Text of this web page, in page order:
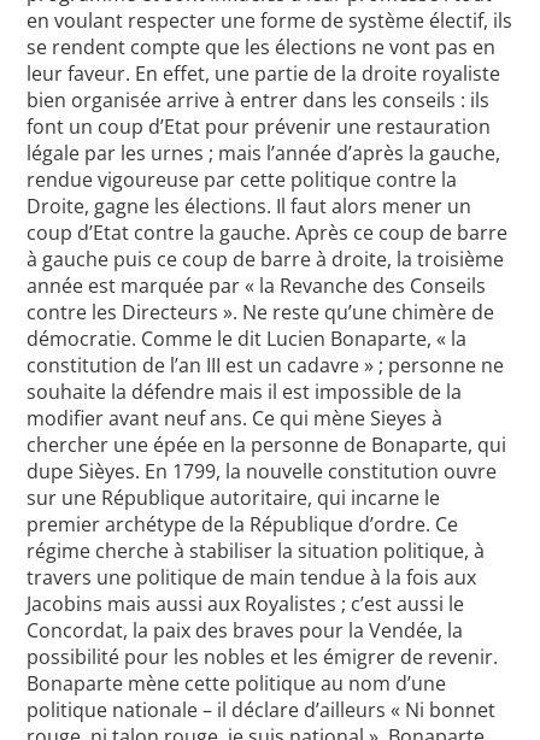
en voulant respecter une forme de système électif, ils
se rendent compte que les élections ne vont pas en
leur faveur. En effet, une partie de la droite royaliste
bien organisée arrive à entrer dans les conseils : ils
font un coup d’Etat pour prévenir une restauration
légale par les urnes ; mais l’année d’après la gauche,
rendue vigoureuse par cette politique contre la
Droite, gagne les élections. Il faut alors mener un
coup d’Etat contre la gauche. Après ce coup de barre
à gauche puis ce coup de barre à droite, la troisième
année est marquée par « la Revanche des Conseils
contre les Directeurs ». Ne reste qu’une chimère de
démocratie. Comme le dit Lucien Bonaparte, « la
constitution de l’an III est un cadavre » ; personne ne
souhaite la défendre mais il est impossible de la
modifier avant neuf ans. Ce qui mène Sieyes à
chercher une épée en la personne de Bonaparte, qui
dupe Sièyes. En 1799, la nouvelle constitution ouvre
sur une République autoritaire, qui incarne le
premier archétype de la République d’ordre. Ce
régime cherche à stabiliser la situation politique, à
travers une politique de main tendue à la fois aux
Jacobins mais aussi aux Royalistes ; c’est aussi le
Concordat, la paix des braves pour la Vendée, la
possibilité pour les nobles et les émigrer de revenir.
Bonaparte mène cette politique au nom d’une
politique nationale – il déclare d’ailleurs « Ni bonnet